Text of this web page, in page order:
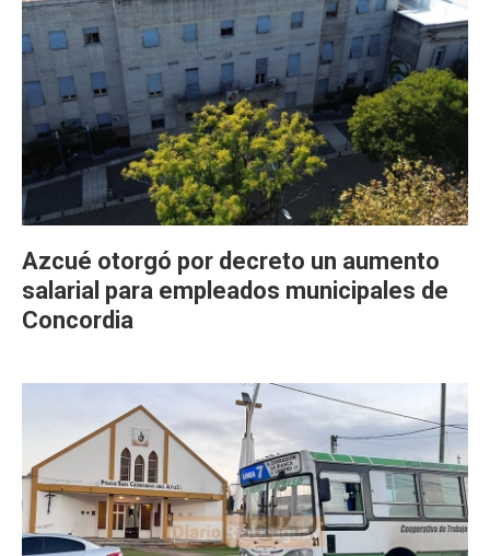
Azcué otorgó por decreto un aumento
salarial para empleados municipales de
Concordia